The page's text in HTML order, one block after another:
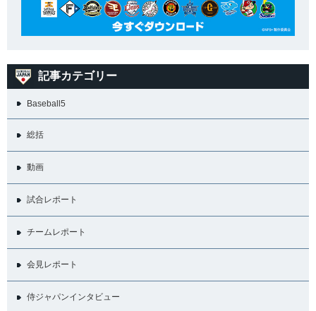
記事カテゴリー
Baseball5
総括
動画
試合レポート
チームレポート
会見レポート
侍ジャパンインタビュー